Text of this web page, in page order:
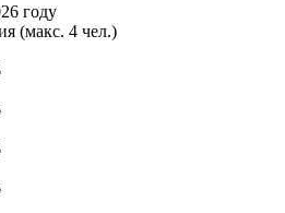
году
(макс. 4 чел.)